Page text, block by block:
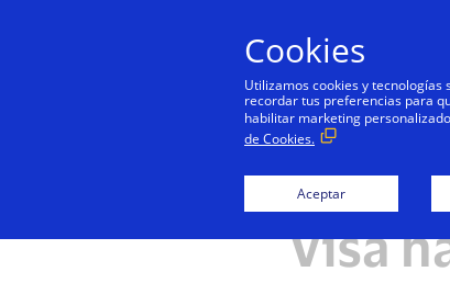
Visa
Cookies
Utilizamos cookies y
recordar tus preferencias para
habilitar marketing
de Cookies.
Aceptar